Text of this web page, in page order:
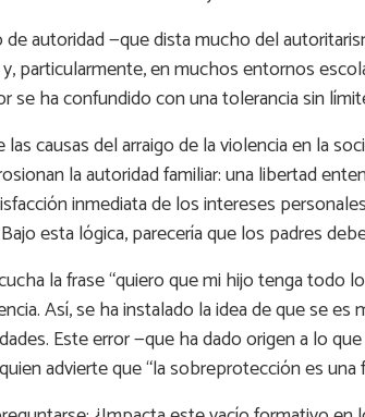
autoridad —que dista mucho del
particularmente, en muchos entornos
se ha confundido con una tolerancia sin
las causas del arraigo de la violencia en la
la autoridad familiar: una libertad
inmediata de los intereses
esta lógica, parecería que los padres
la frase “quiero que mi hijo tenga todo
Así, se ha instalado la idea de que se
Este error —que ha dado origen a lo
advierte que “la sobreprotección es